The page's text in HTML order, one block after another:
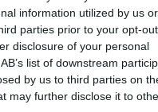
information utilized by us or
parties prior to your opt-
disclosure of your personal
list of downstream
by us to third parties on
may further disclose it to